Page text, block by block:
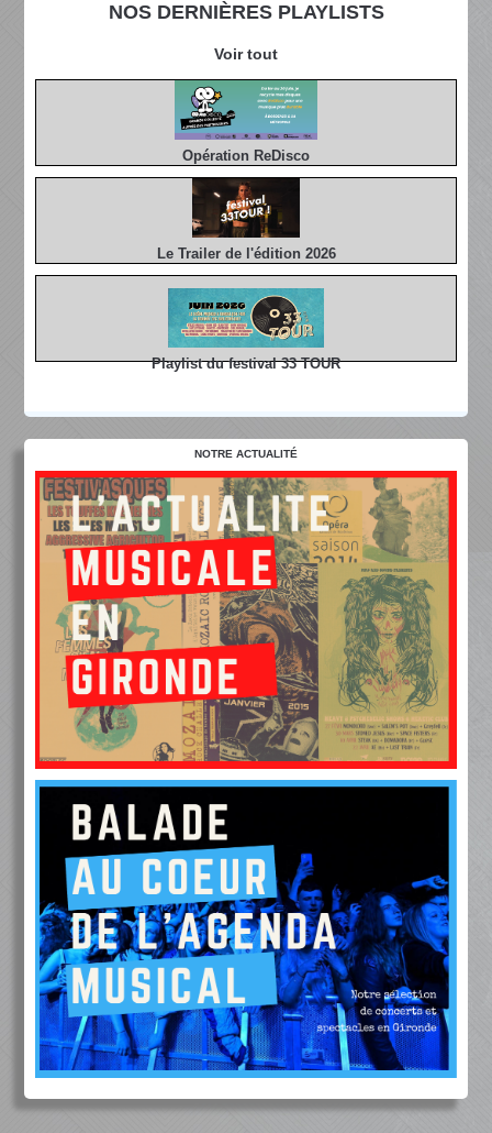
NOS DERNIÈRES PLAYLISTS
Voir tout
Opération ReDisco
Le Trailer de l'édition 2026
Playlist du festival 33 TOUR
NOTRE ACTUALITÉ